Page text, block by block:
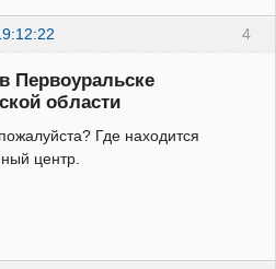
4
Первоуральске
области
Где находится
центр.